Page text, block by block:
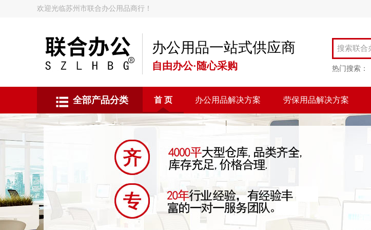
欢迎光临苏州市联合办公用品商行！
办公用品一站式供应商
自由办公·随心采购 热门搜索：
全部产品分类 首 页 办公用品解决方案 劳保用品解决方案